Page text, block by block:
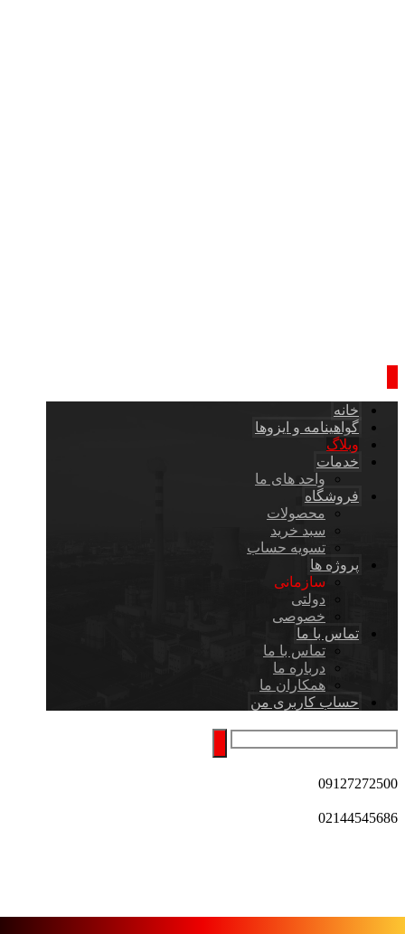
خانه
گواهینامه و ایزوها
وبلاگ
خدمات
واحد های ما
فروشگاه
محصولات
سبد خرید
تسویه حساب
پروژه ها
سازمانی
دولتی
خصوصی
تماس با ما
تماس با ما
درباره ما
همکاران ما
حساب کاربری من
09127272500
02144545686